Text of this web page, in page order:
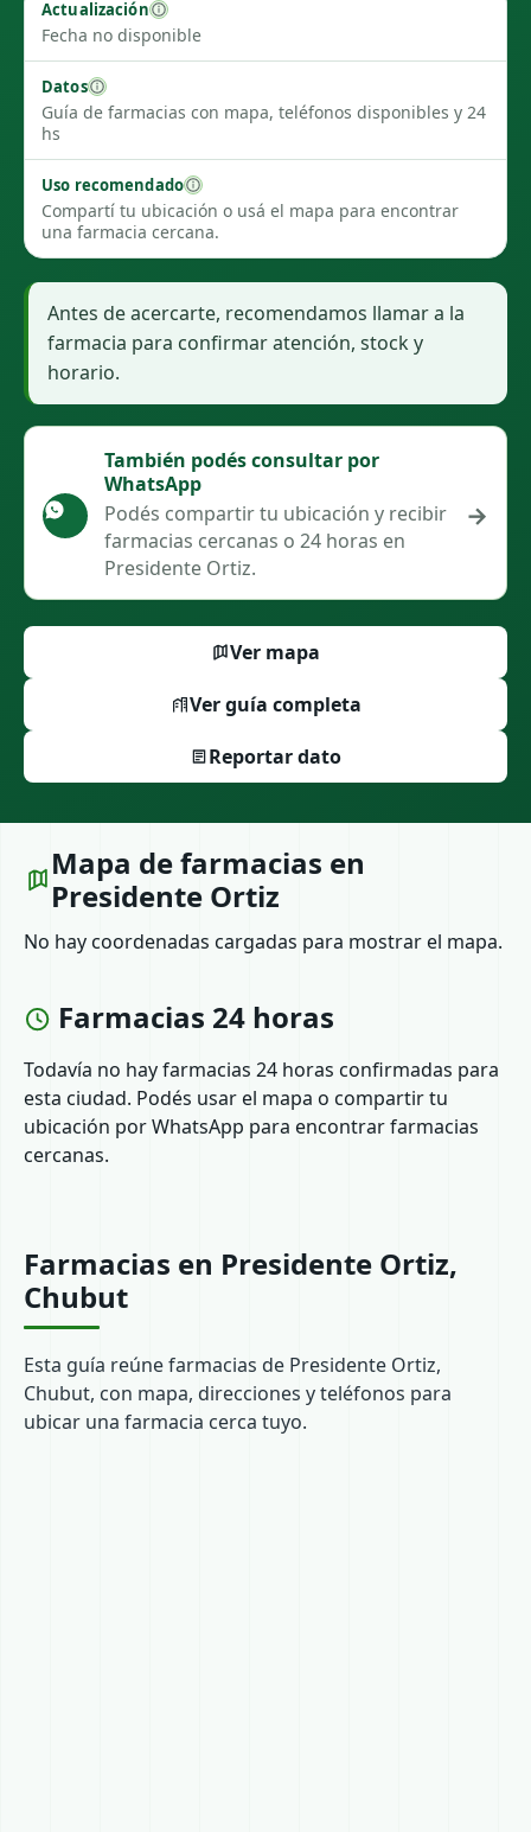
Actualización
Fecha no disponible
Datos
Guía de farmacias con mapa, teléfonos disponibles y 24
hs
Uso recomendado
Compartí tu ubicación o usá el mapa para encontrar
una farmacia cercana.
Antes de acercarte, recomendamos llamar a la
farmacia para confirmar atención, stock y
horario.
También podés consultar por
WhatsApp
Podés compartir tu ubicación y recibir
farmacias cercanas o 24 horas en
Presidente Ortiz.
→
Ver mapa
Ver guía completa
Reportar dato
Mapa de farmacias en
Presidente Ortiz
No hay coordenadas cargadas para mostrar el mapa.
Farmacias 24 horas
Todavía no hay farmacias 24 horas confirmadas para
esta ciudad. Podés usar el mapa o compartir tu
ubicación por WhatsApp para encontrar farmacias
cercanas.
Farmacias en Presidente Ortiz,
Chubut
Esta guía reúne farmacias de Presidente Ortiz,
Chubut, con mapa, direcciones y teléfonos para
ubicar una farmacia cerca tuyo.